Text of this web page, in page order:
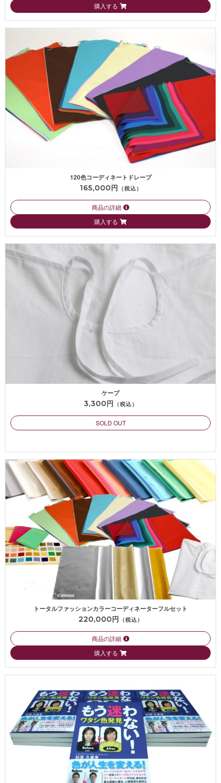
購入する
120色コーディネートドレープ
165,000円
（税込）
商品の詳細
購入する
ケープ
3,300円
（税込）
SOLD OUT
トータルファッションカラーコーディネーターフルセット
220,000円
（税込）
商品の詳細
購入する